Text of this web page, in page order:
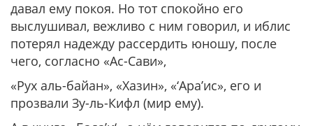
давал ему покоя. Но тот спокойно его
выслушивал, вежливо с ним говорил, и иблис
потерял надежду рассердить юношу, после
чего, согласно «Ас-Сави»,
«Рух аль-байан», «Хазин», «‘Ара’ис», его и
прозвали Зу-ль-Кифл (мир ему).